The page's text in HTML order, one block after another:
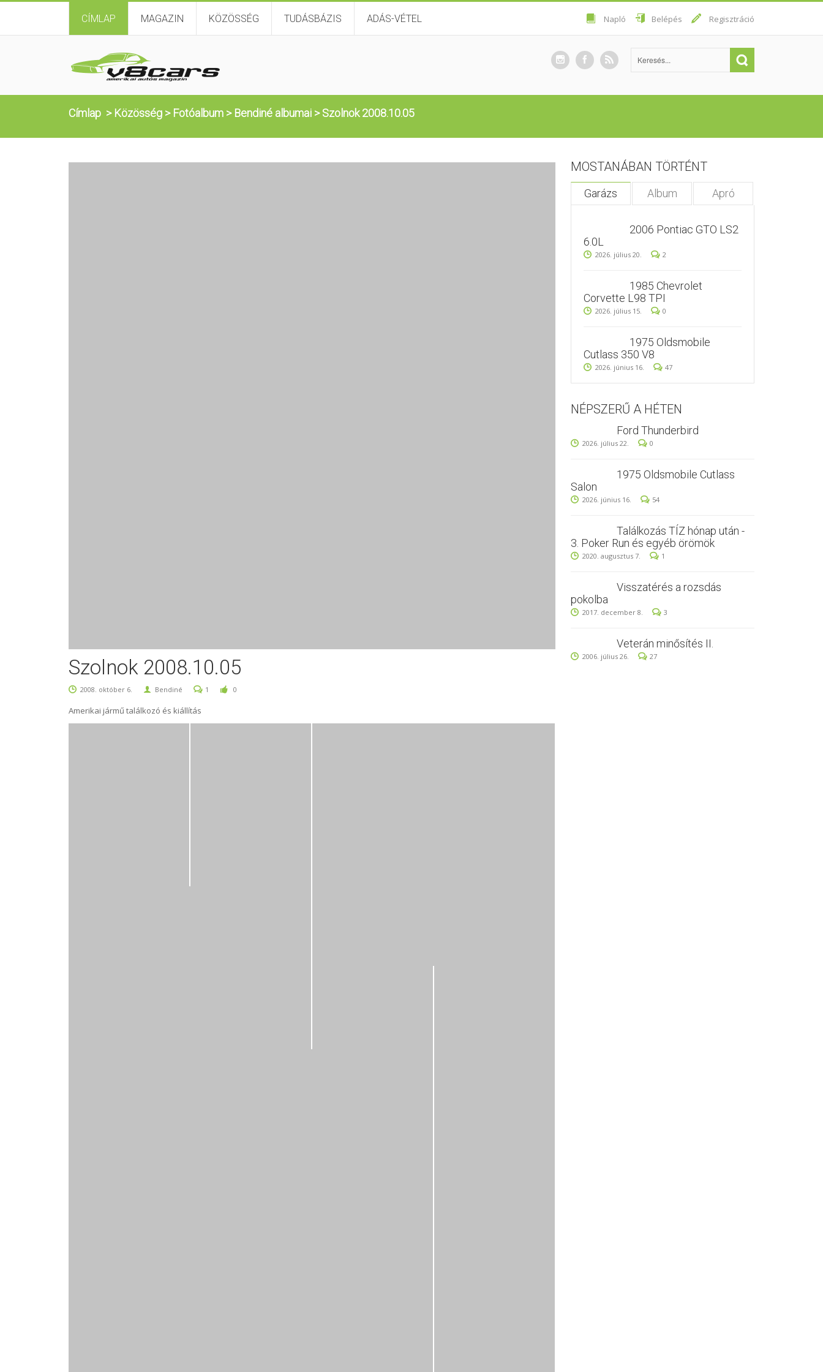
CÍMLAP MAGAZIN KÖZÖSSÉG TUDÁSBÁZIS ADÁS-VÉTEL Napló Belépés Regisztráció
Címlap > Közösség > Fotóalbum > Bendiné albumai >Szolnok 2008.10.05
Szolnok 2008.10.05
2008. október 6. Bendiné 1 0
Amerikai jármű találkozó és kiállítás
MOSTANÁBAN TÖRTÉNT
Garázs Album Apró
2006 Pontiac GTO LS2
6.0L
2026. július 20. 2
1985 Chevrolet
Corvette L98 TPI
2026. július 15. 0
1975 Oldsmobile
Cutlass 350 V8
2026. június 16. 47
NÉPSZERŰ A HÉTEN
Ford Thunderbird
2026. július 22. 0
1975 Oldsmobile Cutlass
Salon
2026. június 16. 54
Találkozás TÍZ hónap után -
3. Poker Run és egyéb örömök
2020. augusztus 7. 1
Visszatérés a rozsdás
pokolba
2017. december 8. 3
Veterán minősítés II.
2006. július 26. 27